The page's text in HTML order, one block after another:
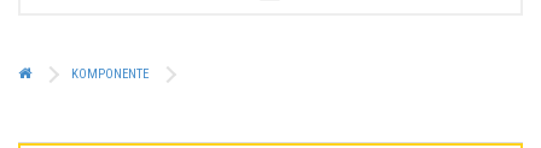
KOMPONENTE